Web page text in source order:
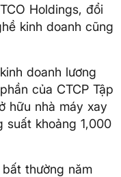
Holdings, đổi
kinh doanh cũng
doanh lương
của CTCP Tập
hữu nhà máy xay
suất khoảng 1,000
thường năm